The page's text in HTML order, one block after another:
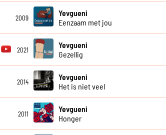
2009
Yevgueni
Eenzaam met jou
2021
Yevgueni
Gezellig
2014
Yevgueni
Het is niet veel
2011
Yevgueni
Honger